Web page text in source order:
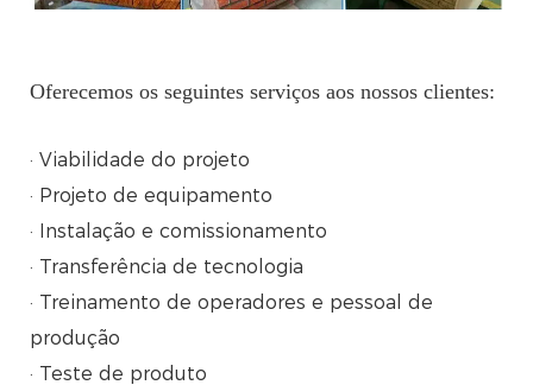
Oferecemos os seguintes serviços aos nossos clientes:
· Viabilidade do projeto
· Projeto de equipamento
· Instalação e comissionamento
· Transferência de tecnologia
· Treinamento de operadores e pessoal de
produção
· Teste de produto